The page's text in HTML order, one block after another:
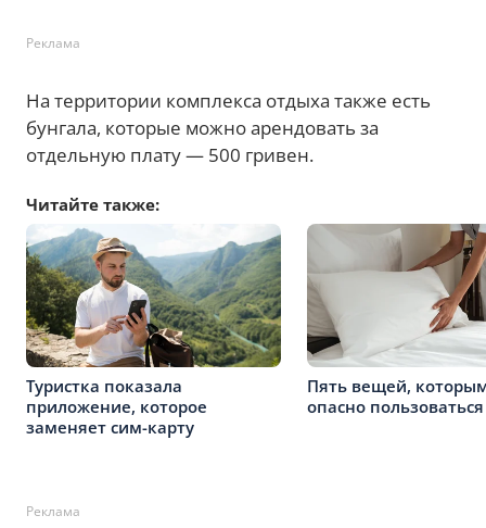
Реклама
На территории комплекса отдыха также есть
бунгала, которые можно арендовать за
отдельную плату — 500 гривен.
Читайте также:
Туристка показала
приложение, которое
заменяет сим-карту
Пять вещей,
опасно
Реклама